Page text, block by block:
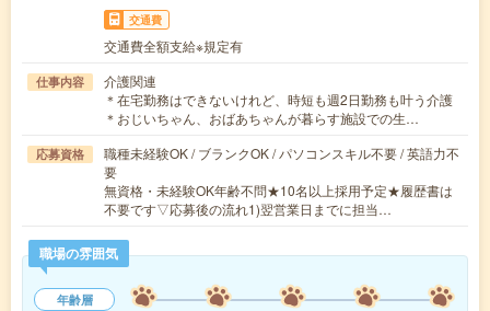
交通費
交通費全額支給※規定有
仕事内容
介護関連
＊在宅勤務はできないけれど、時短も週2日勤務も叶う介護
＊おじいちゃん、おばあちゃんが暮らす施設での生…
応募資格
職種未経験OK / ブランクOK / パソコンスキル不要 / 英語力不
要
無資格・未経験OK年齢不問★10名以上採用予定★履歴書は
不要です▽応募後の流れ1)翌営業日までに担当…
職場の雰囲気
年齢層